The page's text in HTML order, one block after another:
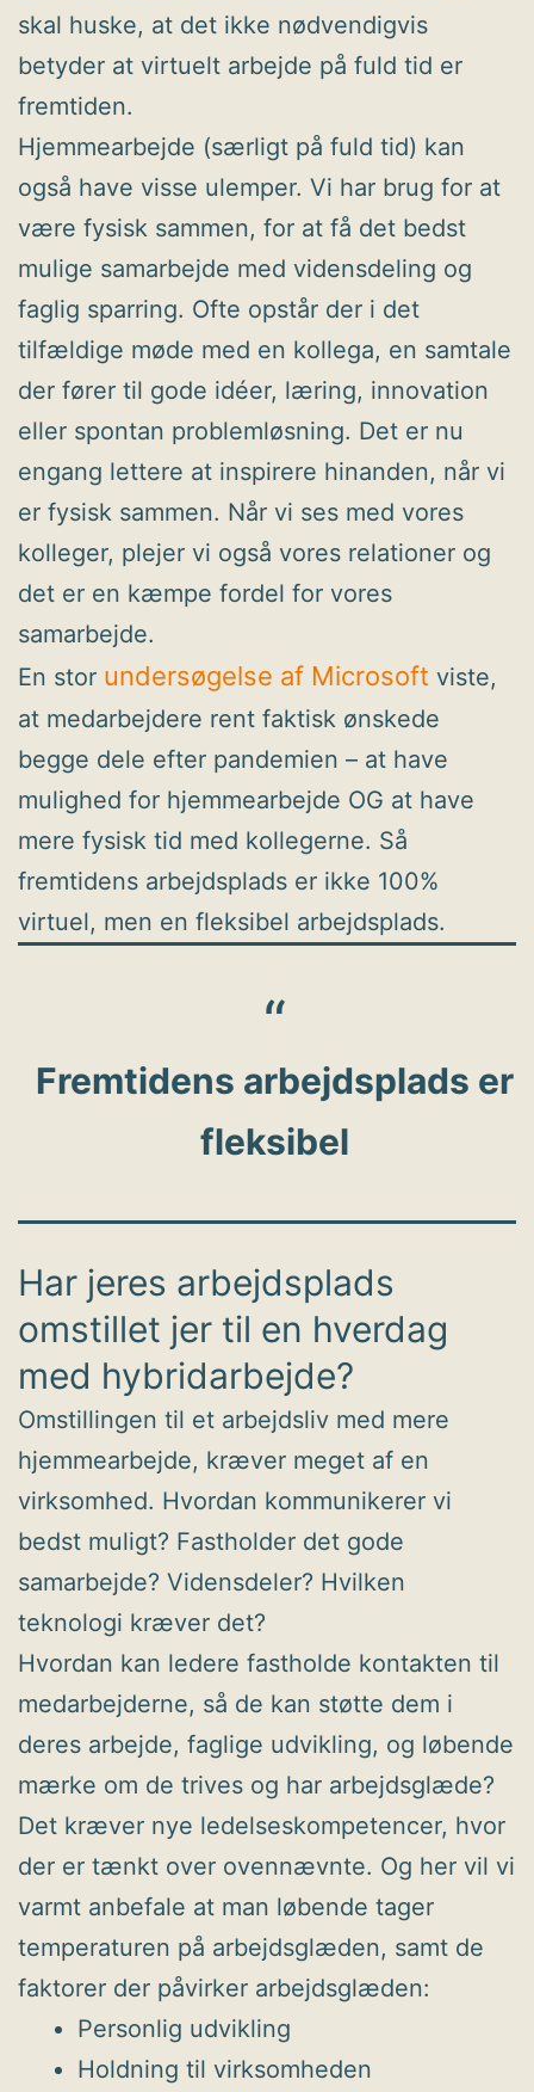
skal huske, at det ikke nødvendigvis
betyder at virtuelt arbejde på fuld tid er
fremtiden.
Hjemmearbejde (særligt på fuld tid) kan
også have visse ulemper. Vi har brug for at
være fysisk sammen, for at få det bedst
mulige samarbejde med vidensdeling og
faglig sparring. Ofte opstår der i det
tilfældige møde med en kollega, en samtale
der fører til gode idéer, læring, innovation
eller spontan problemløsning. Det er nu
engang lettere at inspirere hinanden, når vi
er fysisk sammen. Når vi ses med vores
kolleger, plejer vi også vores relationer og
det er en kæmpe fordel for vores
samarbejde.
En stor undersøgelse af Microsoft viste,
at medarbejdere rent faktisk ønskede
begge dele efter pandemien – at have
mulighed for hjemmearbejde OG at have
mere fysisk tid med kollegerne. Så
fremtidens arbejdsplads er ikke 100%
virtuel, men en fleksibel arbejdsplads.
Fremtidens arbejdsplads er
fleksibel
Har jeres arbejdsplads
omstillet jer til en hverdag
med hybridarbejde?
Omstillingen til et arbejdsliv med mere
hjemmearbejde, kræver meget af en
virksomhed. Hvordan kommunikerer vi
bedst muligt? Fastholder det gode
samarbejde? Vidensdeler? Hvilken
teknologi kræver det?
Hvordan kan ledere fastholde kontakten til
medarbejderne, så de kan støtte dem i
deres arbejde, faglige udvikling, og løbende
mærke om de trives og har arbejdsglæde?
Det kræver nye ledelseskompetencer, hvor
der er tænkt over ovennævnte. Og her vil vi
varmt anbefale at man løbende tager
temperaturen på arbejdsglæden, samt de
faktorer der påvirker arbejdsglæden:
Personlig udvikling
Holdning til virksomheden